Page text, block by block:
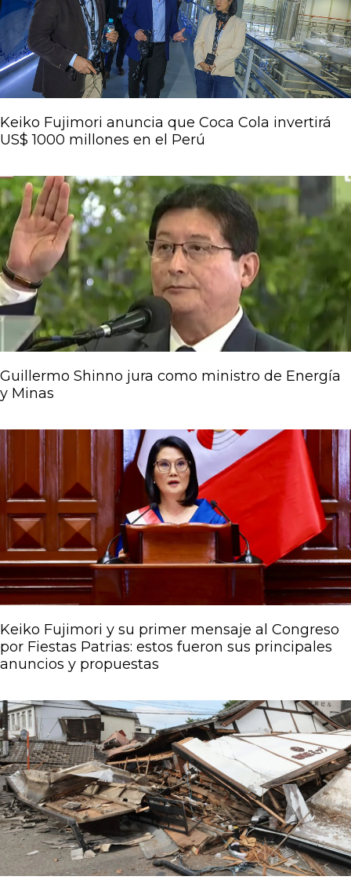
Keiko Fujimori anuncia que Coca Cola invertirá
US$ 1000 millones en el Perú
Guillermo Shinno jura como ministro de Energía
y Minas
Keiko Fujimori y su primer mensaje al Congreso
por Fiestas Patrias: estos fueron sus principales
anuncios y propuestas